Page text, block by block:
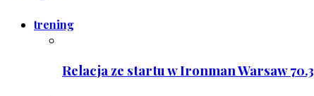
trening
Relacja ze startu w Ironman Warsaw 70.3